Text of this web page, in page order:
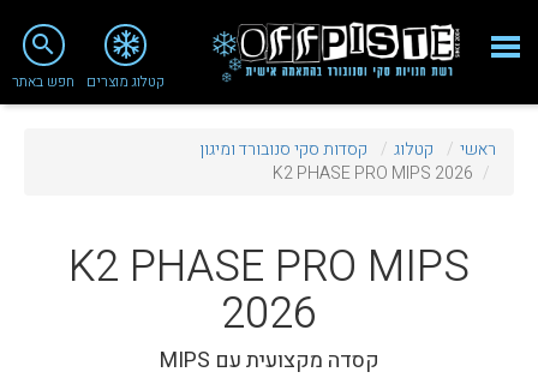
close
מי אנחנו
ציוד סקי
קטלוג מוצרים
search
חפש באתר
ראשי קטלוג
קסדות סקי סנובורד ומיגון
K2 PHASE PRO MIPS 2026
K2 PHASE PRO MIPS
2026
קסדה מקצועית עם MIPS